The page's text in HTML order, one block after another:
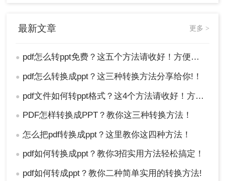
最新文章 更多 >
● pdf怎么转ppt免费？这五个方法请收好！方便又好用！
● pdf怎么转换成ppt？这三种转换方法分享给你!！
● pdf文件如何转ppt格式？这4个方法请收好！方便又好用！
● PDF怎样转换成PPT？教你这三种转换方法！
● 怎么把pdf转换成ppt？这里教你这四种方法！
● pdf如何转换成ppt？教你3招实用方法轻松搞定！
● pdf如何转成ppt？教你二种简单实用的转换方法!